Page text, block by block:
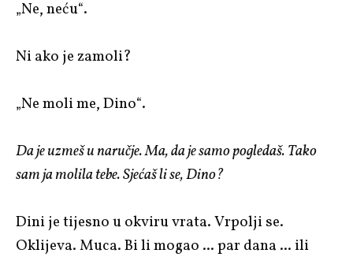
„Ne, neću“.
Ni ako je zamoli?
„Ne moli me, Dino“.
Da je uzmeš u naručje. Ma, da je samo pogledaš. Tako
sam ja molila tebe. Sjećaš li se, Dino?
Dini je tijesno u okviru vrata. Vrpolji se.
Oklijeva. Muca. Bi li mogao ... par dana ... ili